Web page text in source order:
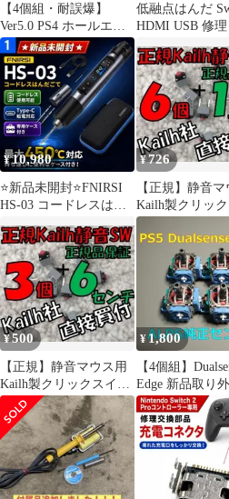
【4個組・耐誤爆】
Ver5.0 PS4 ホールエフ
ェクトセンサースティ
ック
低融点はんだ
HDMI USB 修理
¥10,980
⭐新品未開封⭐FNIRSI
HS-03 コードレスはん
¥726
【正規】静音マ
Kailh製クリック
チ６ケ＋１０cm
②
¥500
【正規】静音マウス用
Kailh製クリックスイッ
チ３ケ +６センチ
MUTE ①
¥1,800
【4個組】
Edge 新品取り
ALPS純正セン